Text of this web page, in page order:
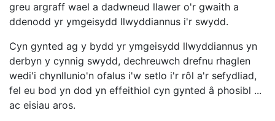
greu argraff wael a dadwneud llawer o'r gwaith a
ddenodd yr ymgeisydd llwyddiannus i'r swydd.
Cyn gynted ag y bydd yr ymgeisydd llwyddiannus yn
derbyn y cynnig swydd, dechreuwch drefnu rhaglen
wedi'i chynllunio'n ofalus i'w setlo i'r rôl a'r sefydliad,
fel eu bod yn dod yn effeithiol cyn gynted â phosibl ...
ac eisiau aros.